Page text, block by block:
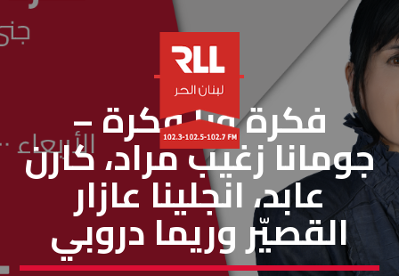
فكرة ورا فكرة
فكرة ورا فكرة –
جومانا زغيب مراد، كارن
عابد، انجلينا عازار
القصيّر وريما دروبي